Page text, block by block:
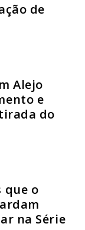
de
Alejo
e
do
que o
na Série